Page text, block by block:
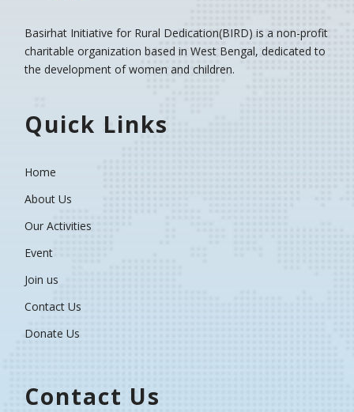
Basirhat Initiative for Rural Dedication(BIRD) is a non-profit
charitable organization based in West Bengal, dedicated to
the development of women and children.
Quick Links
Home
About Us
Our Activities
Event
Join us
Contact Us
Donate Us
Contact Us